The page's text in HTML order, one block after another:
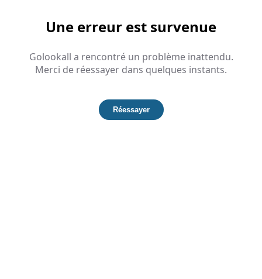
Une erreur est survenue
Golookall a rencontré un problème inattendu.
Merci de réessayer dans quelques instants.
Réessayer